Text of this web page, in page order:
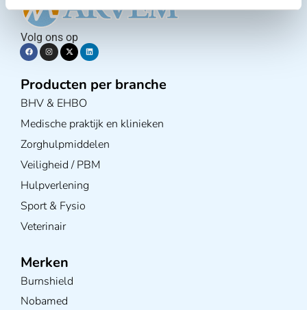
Volg ons op
Producten per branche
BHV & EHBO
Medische praktijk en klinieken
Zorghulpmiddelen
Veiligheid / PBM
Hulpverlening
Sport & Fysio
Veterinair
Merken
Burnshield
Nobamed